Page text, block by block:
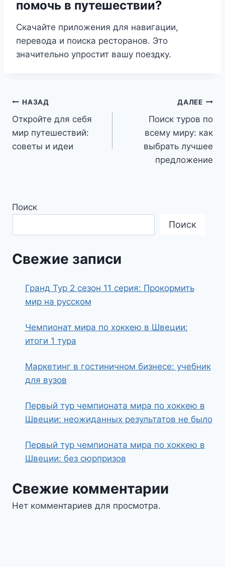
помочь в путешествии?
Скачайте приложения для навигации,
перевода и поиска ресторанов. Это
значительно упростит вашу поездку.
Навигация
по
записям
НАЗАД
Откройте для себя
мир путешествий:
советы и идеи
ДАЛЕЕ
Поиск туров по
всему миру: как
выбрать лучшее
предложение
Поиск
Поиск
Свежие записи
Гранд Тур 2 сезон 11 серия: Прокормить
мир на русском
Чемпионат мира по хоккею в Швеции:
итоги 1 тура
Маркетинг в гостиничном бизнесе: учебник
для вузов
Первый тур чемпионата мира по хоккею в
Швеции: неожиданных результатов не было
Первый тур чемпионата мира по хоккею в
Швеции: без сюрпризов
Свежие комментарии
Нет комментариев для просмотра.